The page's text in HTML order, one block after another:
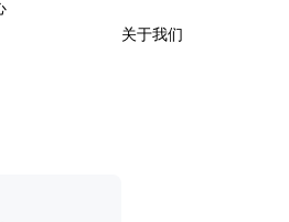
关于我们